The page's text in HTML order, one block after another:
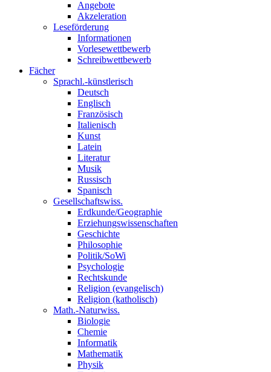
Angebote
Akzeleration
Leseförderung
Informationen
Vorlesewettbewerb
Schreibwettbewerb
Fächer
Sprachl.-künstlerisch
Deutsch
Englisch
Französisch
Italienisch
Kunst
Latein
Literatur
Musik
Russisch
Spanisch
Gesellschaftswiss.
Erdkunde/Geographie
Erziehungswissenschaften
Geschichte
Philosophie
Politik/SoWi
Psychologie
Rechtskunde
Religion (evangelisch)
Religion (katholisch)
Math.-Naturwiss.
Biologie
Chemie
Informatik
Mathematik
Physik